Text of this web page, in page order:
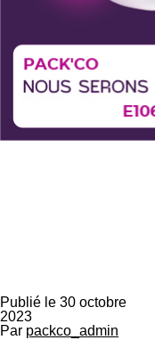
Publié le 30 octobre
2023
Par packco_admin